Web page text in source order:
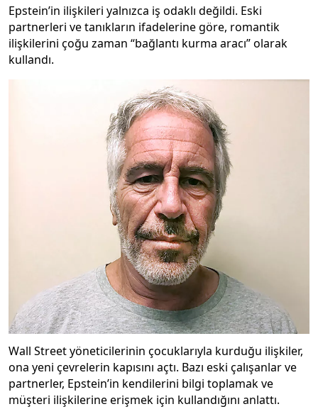
Epstein’in ilişkileri yalnızca iş odaklı değildi. Eski
partnerleri ve tanıkların ifadelerine göre, romantik
ilişkilerini çoğu zaman “bağlantı kurma aracı” olarak
kullandı.
Wall Street yöneticilerinin çocuklarıyla kurduğu ilişkiler,
ona yeni çevrelerin kapısını açtı. Bazı eski çalışanlar ve
partnerler, Epstein’in kendilerini bilgi toplamak ve
müşteri ilişkilerine erişmek için kullandığını anlattı.